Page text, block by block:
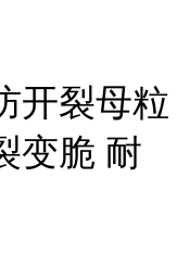
开裂母粒
变脆 耐